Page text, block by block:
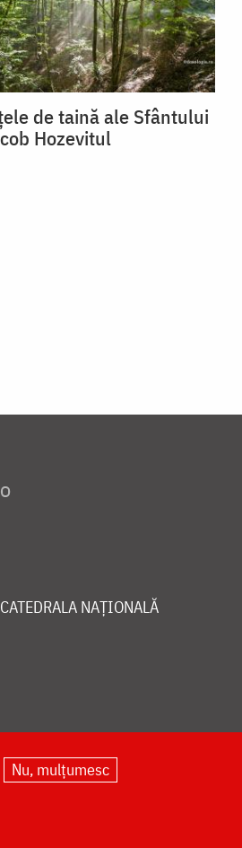
de taină ale Sfântului
Hozevitul
NAȚIONALĂ
Nu, mulțumesc